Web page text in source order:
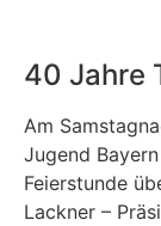
40 Jahre
Am
Jugend
Feierstunde
Lackner –